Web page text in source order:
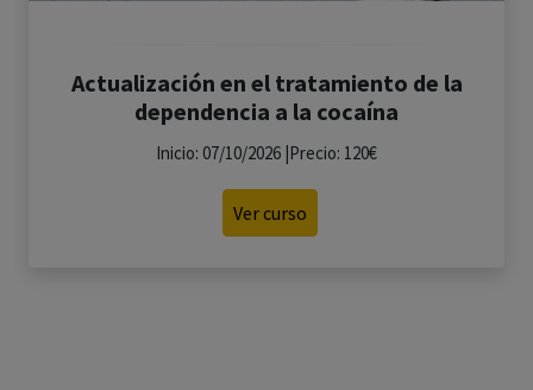
Actualización en el tratamiento de la
dependencia a la cocaína
Inicio: 07/10/2026 |Precio: 120€
Ver curso